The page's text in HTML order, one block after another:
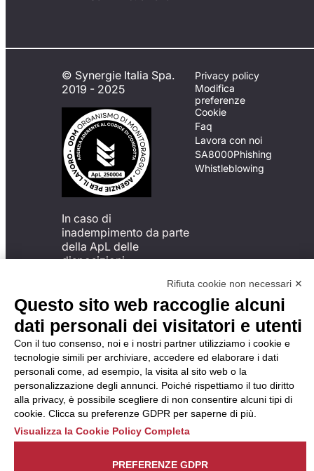
© Synergie Italia Spa.
2019 - 2025
In caso di
inadempimento da parte
della ApL delle
disposizioni
possibile presentare un
reclamo
all’Organismo di
Monitoraggio utilizzando
una delle modalità
descritte al seguente
indirizzo web
https://odm-
agenzielavoro.it/reclami/.
Privacy policy
Modifica
preferenze
Cookie
Faq
Lavora con noi
SA8000Phishing
Whistleblowing
Rifiuta cookie non necessari ✕
Questo sito web raccoglie alcuni
dati personali dei visitatori e utenti
Con il tuo consenso, noi e i nostri partner utilizziamo i cookie e
tecnologie simili per archiviare, accedere ed elaborare i dati
personali come, ad esempio, la visita al sito web o la
personalizzazione degli annunci. Poiché rispettiamo il tuo diritto
alla privacy, è possibile scegliere di non consentire alcuni tipi di
cookie. Clicca su preferenze GDPR per saperne di più.
Visualizza la Cookie Policy Completa
PREFERENZE GDPR